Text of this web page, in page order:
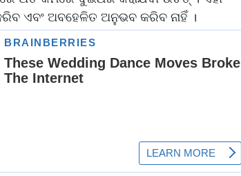
ଏବଂ ଅବହେଳିତ ଅନୁଭବ କରିବ ନାହିଁ ।